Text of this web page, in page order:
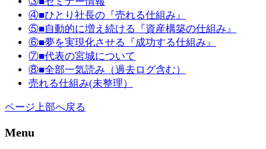
④■ひとり社長の『売れる仕組み』
⑤■自動的に増え続ける『資産構築の仕組み』
⑥■夢を実現化させる『成功する仕組み』
⑦■代表の宮城について
⑧■全部一気読み（過去ログ含む）
売れる仕組み(未整理）
ページ上部へ戻る
Menu